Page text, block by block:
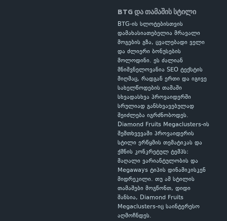
BTG და თამაშის სტილი
BTG-ის სლოტებისთვის
დამახასიათებელია მრავალი
მოგების გზა, ცვალებადი ველი
და ძლიერი ბონუსების
მოლოდინი. ეს ძალიან
მნიშვნელოვანია SEO ტექსტის
მიღმაც, რადგან ერთი და იგივე
სახელწოდების თამაში
სხვადასხვა პროვაიდერში
სრულიად განსხვავებულად
შეიძლება იგრძნობოდეს.
Diamond Fruits Megaclusters-ის
შემთხვევაში პროვაიდერის
სტილი ერწყმის თემატიკას და
ქმნის კონკრეტულ ტემპს:
მაღალი ვარიანტულობის და
Megaways ტიპის დინამიკისკენ
მიდრეკილი. თუ ამ სტილის
თამაშები მოგწონთ, დიდი
შანსია, Diamond Fruits
Megaclusters-იც საინტერესო
აღმოჩნდეს.